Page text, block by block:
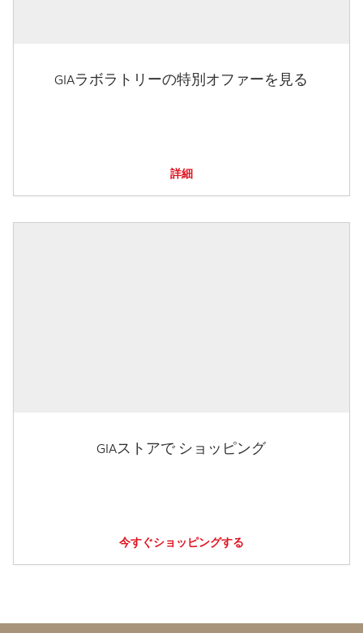
GIAラボラトリーの特別オファーを見る
詳細
GIAストアで ショッピング
今すぐショッピングする